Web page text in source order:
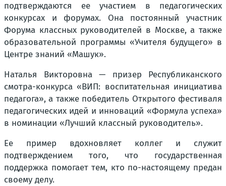
подтверждаются ее участием в педагогических
конкурсах и форумах. Она постоянный участник
Форума классных руководителей в Москве, а также
образовательной программы «Учителя будущего» в
Центре знаний «Машук».
Наталья Викторовна — призер Республиканского
смотра-конкурса «ВИП: воспитательная инициатива
педагога», а также победитель Открытого фестиваля
педагогических идей и инноваций «Формула успеха»
в номинации «Лучший классный руководитель».
Ее пример вдохновляет коллег и служит
подтверждением того, что государственная
поддержка помогает тем, кто по-настоящему предан
своему делу.